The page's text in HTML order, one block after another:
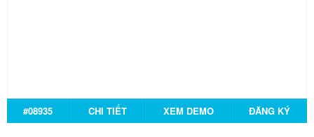
#08935 CHI TIẾT XEM DEMO ĐĂNG KÝ